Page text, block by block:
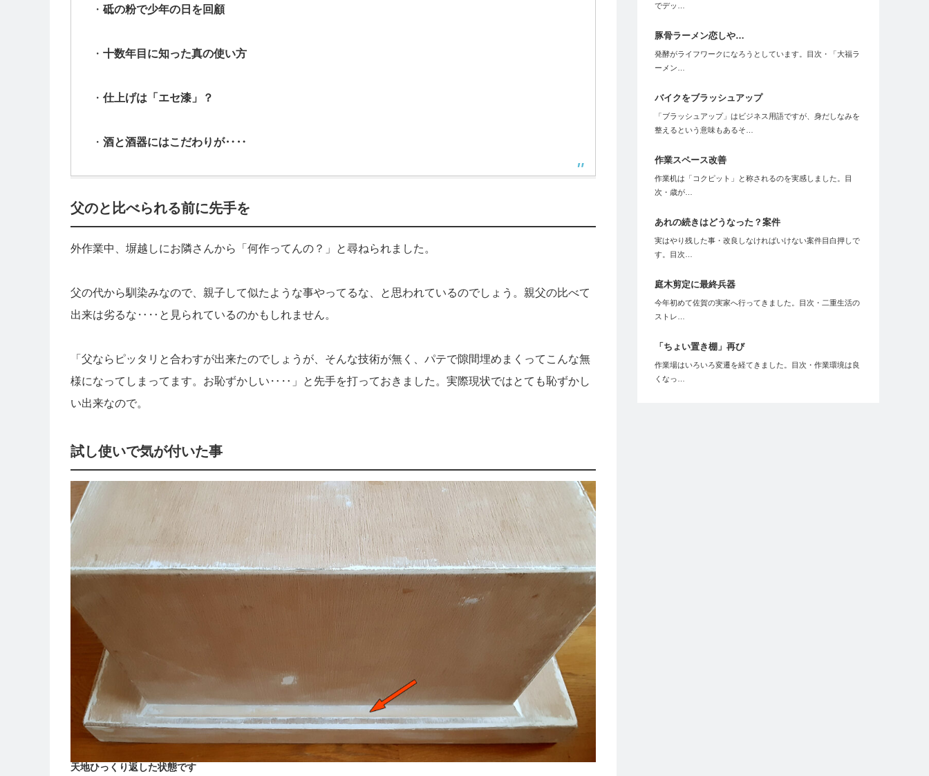
・ 砥の粉で少年の日を回顧
・ 十数年目に知った真の使い方
・ 仕上げは「エセ漆」？
・ 酒と酒器にはこだわりが‥‥
父のと比べられる前に先手を
外作業中、塀越しにお隣さんから「何作ってんの？」と尋ねられました。
父の代から馴染みなので、親子して似たような事やってるな、と思われているのでしょう。親父の比べて
出来は劣るな‥‥と見られているのかもしれません。
「父ならピッタリと合わすが出来たのでしょうが、そんな技術が無く、パテで隙間埋めまくってこんな無
様になってしまってます。お恥ずかしい‥‥」と先手を打っておきました。実際現状ではとても恥ずかし
い出来なので。
試し使いで気が付いた事
天地ひっくり返した状態です
でデッ…
豚骨ラーメン恋しや…
発酵がライフワークになろうとしています。目次・「大福ラ
ーメン…
バイクをブラッシュアップ
「ブラッシュアップ」はビジネス用語ですが、身だしなみを
整えるという意味もあるそ…
作業スペース改善
作業机は「コクピット」と称されるのを実感しました。目
次・歳が…
あれの続きはどうなった？案件
実はやり残した事・改良しなければいけない案件目白押しで
す。目次…
庭木剪定に最終兵器
今年初めて佐賀の実家へ行ってきました。目次・二重生活の
ストレ…
「ちょい置き棚」再び
作業場はいろいろ変遷を経てきました。目次・作業環境は良
くなっ…